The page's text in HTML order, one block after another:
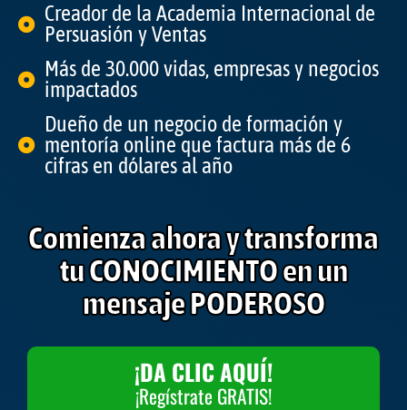
Creador de la Academia Internacional de
Persuasión y Ventas
Más de 30.000 vidas, empresas y negocios
impactados
Dueño de un negocio de formación y
mentoría online que factura más de 6
cifras en dólares al año
Comienza ahora y transforma
tu CONOCIMIENTO en un
mensaje PODEROSO
¡DA CLIC AQUÍ!
¡Regístrate GRATIS!